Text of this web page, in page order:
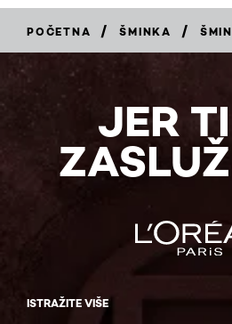
POČETNA / ŠMINKA /
KUPI
JER
ISTRAŽITE VIŠE